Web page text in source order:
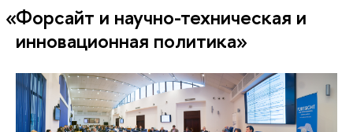
Форсайт и научно-техническая и
инновационная политика